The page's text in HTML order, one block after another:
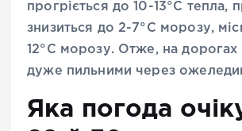
прогріється до 10-13°С тепла,
знизиться до 2-7°С морозу,
12°С морозу. Отже, на дорогах
дуже пильними через
Яка погода